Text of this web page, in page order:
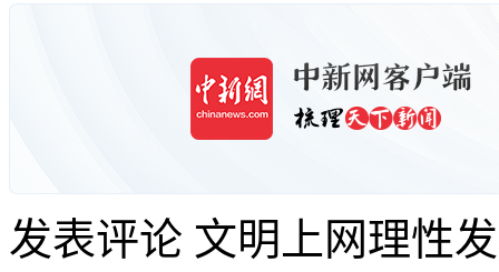
发表评论 文明上网理性